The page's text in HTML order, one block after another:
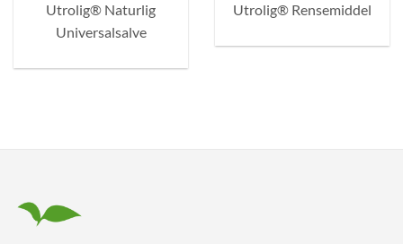
Utrolig® Naturlig
Universalsalve
Utrolig® Rensemiddel